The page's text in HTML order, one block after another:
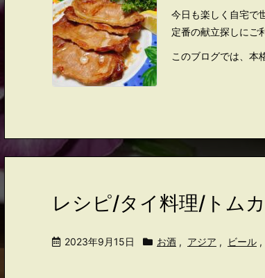
今日も楽しく自宅で
定番の献立探しにご
このブログでは、本
レシピ/タイ料理/トム
2023年9月15日 お酒 , アジア , ビール ,